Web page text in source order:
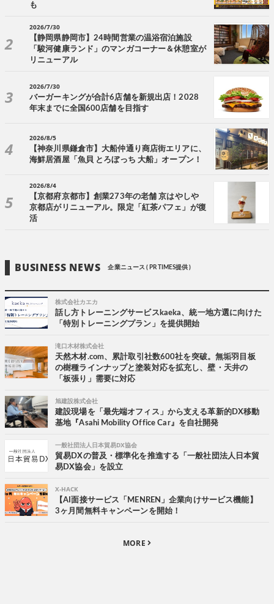
も
2026/7/30
【静岡県静岡市】24時間営業の温浴宿泊施設
「駿河健康ランド」のマンガコーナー＆休憩室が
リニューアル
2026/7/30
バーガーキングが合計6店舗を新規出店！2028
年末までに全国600店舗を目指す
2026/8/5
【神奈川県鎌倉市】大船仲通り商店街エリアに、
海鮮居酒屋「魚貝 とろぼっち 大船」オープン！
2026/8/4
【京都府京都市】創業273年の老舗 京はやしや
京都店がリニューアル。限定「紅茶パフェ」が復
活
BUSINESS NEWS 企業ニュース ( PR TIMES提供 )
株式会社カエカ
話し方トレーニングサービスkaeka、統一地方選に向けた
「特別トレーニングプラン」を提供開始
滝口木材株式会社
天然木材.com、累計取引社数600社を突破。無垢羽目板
の樹種ラインナップと塗装対応を拡充し、壁・天井の
「板張り」需要に対応
旭建設株式会社
建設現場を「最先端オフィス」から支える革新的DX移動
基地『Asahi Mobility Office Car』を自社開発
一般社団法人日本貿易DX協会
貿易DXの普及・標準化を推進する「一般社団法人日本貿
易DX協会」を設立
X-HACK
【AI面接サービス「MENREN」企業向けサービス機能】
3ヶ月間無料キャンペーンを開始！
MORE